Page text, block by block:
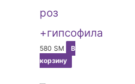
роз
+гипсофила
580 ЅМ
В
корзину